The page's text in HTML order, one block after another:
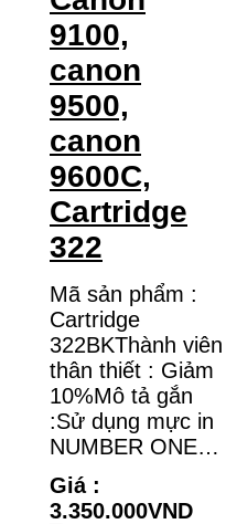
9100,
canon
9500,
canon
9600C,
Cartridge
322
Mã sản phẩm :
Cartridge
322BKThành viên
thân thiết : Giảm
10%Mô tả gắn
:Sử dụng mực in
NUMBER ONE…
Giá :
3.350.000VND